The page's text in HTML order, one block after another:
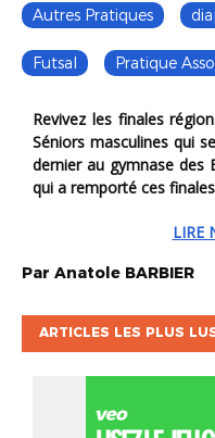
Autres Pratiques
Futsal Pratique
Revivez les finales régionales Futsal de la pratique associée
Séniors masculines qui
dernier au gymnase des
qui a remporté ces
Par Anatole BARBIER
ARTICLES LES PLUS